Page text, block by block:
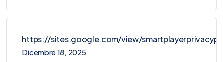
https://sites.google.com/view/
Dicembre 18, 2025